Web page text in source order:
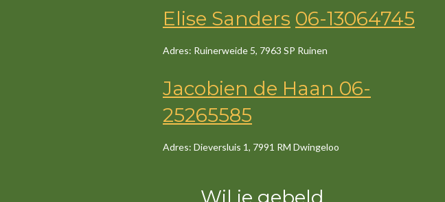
Elise Sanders 06-13064745
Adres: Ruinerweide 5, 7963 SP Ruinen
Jacobien de Haan 06-
25265585
Adres: Dieversluis 1, 7991 RM Dwingeloo
Wil je gebeld